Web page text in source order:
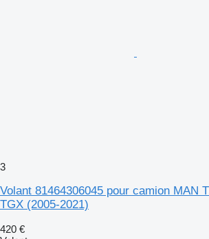
3
Volant 81464306045 pour camion MAN
TGX (2005-2021)
420 €